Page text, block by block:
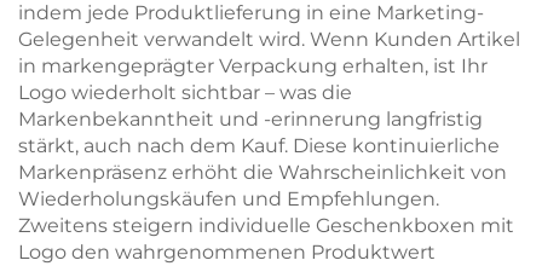
indem jede Produktlieferung in eine Marketing-
Gelegenheit verwandelt wird. Wenn Kunden Artikel
in markengeprägter Verpackung erhalten, ist Ihr
Logo wiederholt sichtbar – was die
Markenbekanntheit und -erinnerung langfristig
stärkt, auch nach dem Kauf. Diese kontinuierliche
Markenpräsenz erhöht die Wahrscheinlichkeit von
Wiederholungskäufen und Empfehlungen.
Zweitens steigern individuelle Geschenkboxen mit
Logo den wahrgenommenen Produktwert